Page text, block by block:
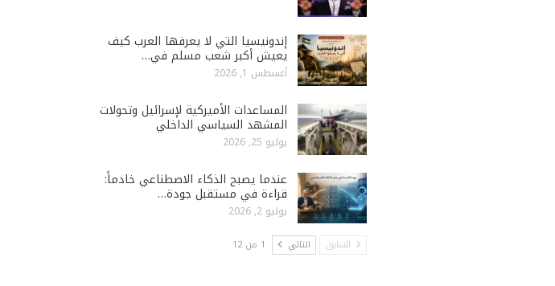
إندونيسيا التي لا يعرفها العرب كيف
يعيش أكبر شعب مسلم في…
أغسطس 1, 2026
المساعدات الأميركية لإسرائيل وتحولات
المشهد السياسي الداخلي
يوليو 25, 2026
عندما يصبح الذكاء الاصطناعي خادماً:
قراءة في مستقبل جودة…
يوليو 2, 2026
السابق التالي 1 من 12